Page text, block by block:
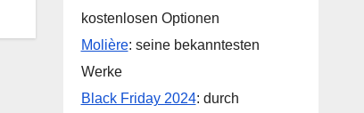
kostenlosen Optionen
Molière: seine bekanntesten
Werke
Black Friday 2024: durch